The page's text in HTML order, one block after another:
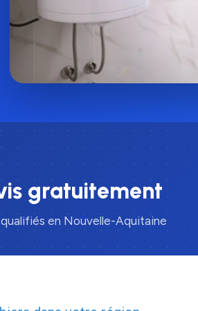
gratuitement
en Nouvelle-Aquitaine